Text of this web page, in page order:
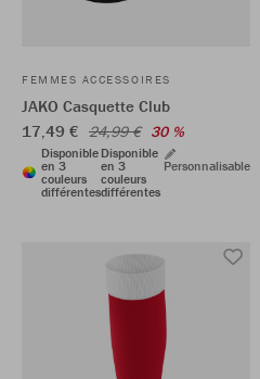
FEMMES ACCESSOIRES
JAKO Casquette Club
17,49 € 24,99 € 30 %
Disponible
en 3
couleurs
différentes
Disponible
en 3
couleurs
différentes
Personnalisable